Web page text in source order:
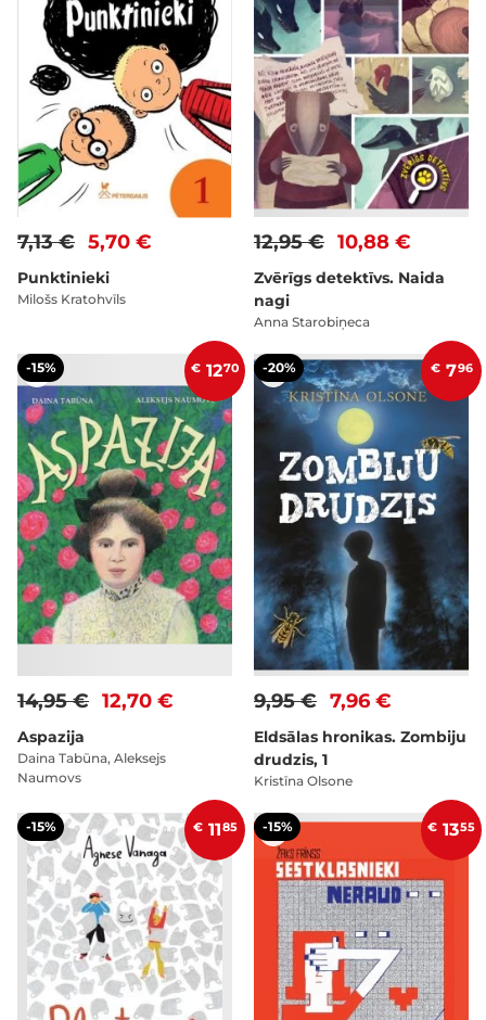
5,70 €
7,13 €
Punktinieki
Milošs Kratohvīls
10,88 €
12,95 €
Zvērīgs detektīvs. Naida
nagi
Anna Starobiņeca
-15% € 1270
12,70 €
14,95 €
Aspazija
Daina Tabūna, Aleksejs
Naumovs
-20% € 796
7,96 €
9,95 €
Eldsālas hronikas. Zombiju
drudzis, 1
Kristīna Olsone
-15% € 1185 -15% € 1355